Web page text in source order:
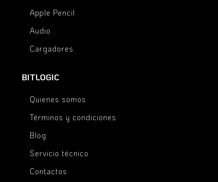
Apple Pencil
Audio
Cargadores
BITLOGIC
Quienes somos
Términos y condiciones
Blog
Servicio técnico
Contactos